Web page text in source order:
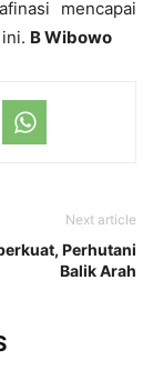
mencapai
B Wibowo
Next article
Perhutani
Balik Arah